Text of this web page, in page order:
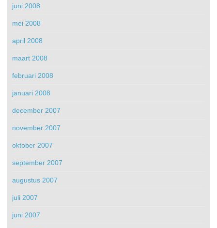
juni 2008
mei 2008
april 2008
maart 2008
februari 2008
januari 2008
december 2007
november 2007
oktober 2007
september 2007
augustus 2007
juli 2007
juni 2007